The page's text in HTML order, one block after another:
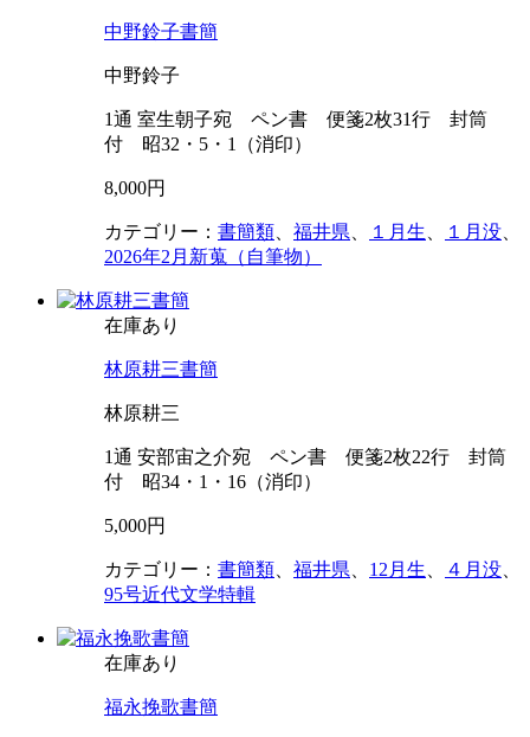
中野鈴子書簡
中野鈴子
1通 室生朝子宛 ペン書 便箋2枚31行 封筒
付 昭32・5・1（消印）
8,000円
カテゴリー： 書簡類 福井県 １月生 １月没
2026年2月新蒐（自筆物）
在庫あり
林原耕三書簡
林原耕三
1通 安部宙之介宛 ペン書 便箋2枚22行 封筒
付 昭34・1・16（消印）
5,000円
カテゴリー： 書簡類 福井県 12月生 ４月没
95号近代文学特輯
在庫あり
福永挽歌書簡